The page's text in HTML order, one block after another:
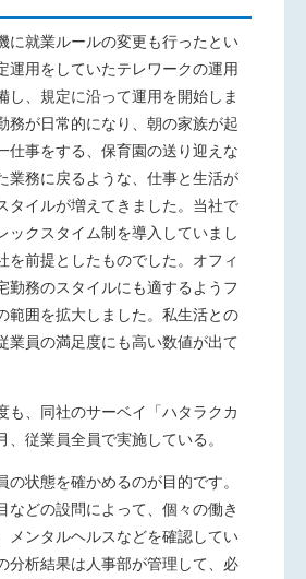
に就業ルールの変更も行ったとい
運用をしていたテレワークの運用
し、規定に沿って運用を開始しま
務が日常的になり、朝の家族が起
仕事をする、保育園の送り迎えな
業務に戻るような、仕事と生活が
タイルが増えてきました。当社で
ックスタイム制を導入していまし
を前提としたものでした。オフィ
勤務のスタイルにも適するようフ
範囲を拡大しました。私生活との
業員の満足度にも高い数値が出て
も、同社のサーベイ「ハタラクカ
、従業員全員で実施している。
の状態を確かめるのが目的です。
などの設問によって、個々の働き
メンタルヘルスなどを確認してい
分析結果は人事部が管理して、必